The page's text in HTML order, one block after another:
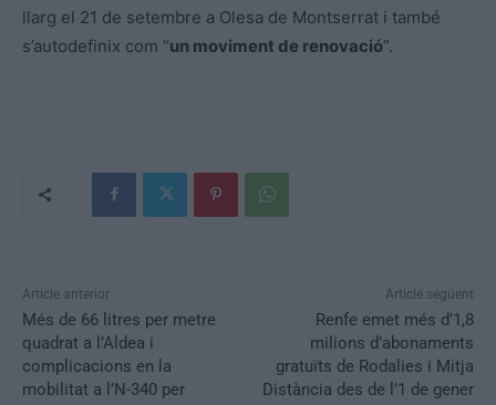
llarg el 21 de setembre a Olesa de Montserrat i també
s’autodefinix com “un moviment de renovació”.
Article anterior
Més de 66 litres per metre
quadrat a l’Aldea i
complicacions en la
mobilitat a l’N-340 per
Article següent
Renfe emet més d’1,8
milions d’abonaments
gratuïts de Rodalies i Mitja
Distància des de l’1 de gener